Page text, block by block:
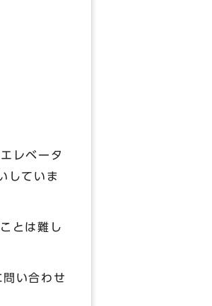
レベータ
していま
とは難し
い合わせ